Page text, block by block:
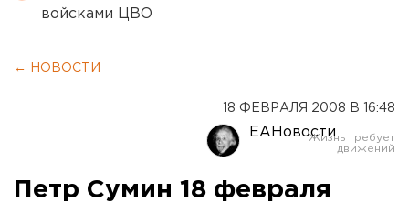
войсками ЦВО
← НОВОСТИ
18 ФЕВРАЛЯ 2008 В 16:48
ЕАНовости
Петр Сумин 18 февраля